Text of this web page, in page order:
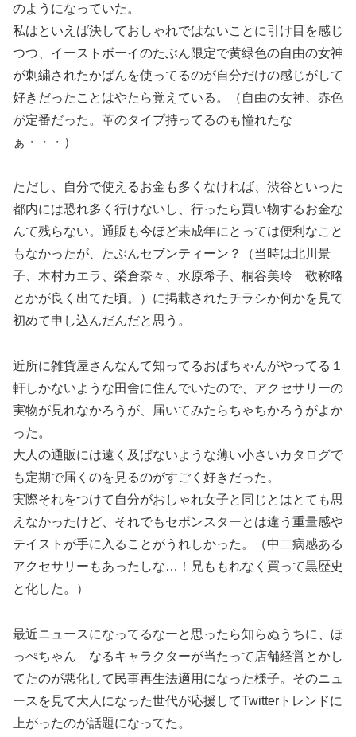
のようになっていた。
私はといえば決しておしゃれではないことに引け目を感じ
つつ、イーストボーイのたぶん限定で黄緑色の自由の女神
が刺繍されたかばんを使ってるのが自分だけの感じがして
好きだったことはやたら覚えている。（自由の女神、赤色
が定番だった。革のタイプ持ってるのも憧れたな
ぁ・・・）
ただし、自分で使えるお金も多くなければ、渋谷といった
都内には恐れ多く行けないし、行ったら買い物するお金な
んて残らない。通販も今ほど未成年にとっては便利なこと
もなかったが、たぶんセブンティーン？（当時は北川景
子、木村カエラ、榮倉奈々、水原希子、桐谷美玲 敬称略
とかが良く出てた頃。）に掲載されたチラシか何かを見て
初めて申し込んだんだと思う。
近所に雑貨屋さんなんて知ってるおばちゃんがやってる１
軒しかないような田舎に住んでいたので、アクセサリーの
実物が見れなかろうが、届いてみたらちゃちかろうがよか
った。
大人の通販には遠く及ばないような薄い小さいカタログで
も定期で届くのを見るのがすごく好きだった。
実際それをつけて自分がおしゃれ女子と同じとはとても思
えなかったけど、それでもセボンスターとは違う重量感や
テイストが手に入ることがうれしかった。（中二病感ある
アクセサリーもあったしな…！兄ももれなく買って黒歴史
と化した。）
最近ニュースになってるなーと思ったら知らぬうちに、ほ
っぺちゃん なるキャラクターが当たって店舗経営とかし
てたのが悪化して民事再生法適用になった様子。そのニュ
ースを見て大人になった世代が応援してTwitterトレンドに
上がったのが話題になってた。